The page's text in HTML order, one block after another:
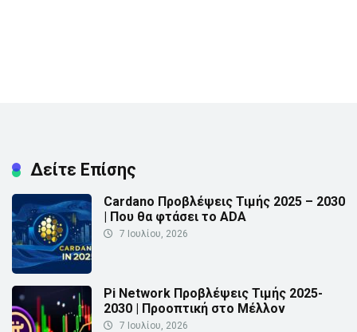
Δείτε Επίσης
Cardano Προβλέψεις Τιμής 2025 – 2030
| Που θα φτάσει το ADA
7 Ιουλίου, 2026
Pi Network Προβλέψεις Τιμής 2025-
2030 | Προοπτική στο Μέλλον
7 Ιουλίου, 2026